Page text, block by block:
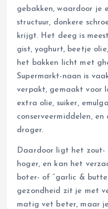
gebakken, waardoor je
structuur, donkere
krijgt. Het deeg is
gist, yoghurt, beetje
het bakken licht met
Supermarkt-naan is
verpakt, gemaakt voor
extra olie, suiker,
conserveermiddelen,
droger.
Daardoor ligt het zout-
hoger, en kan het
boter- of “garlic &
gezondheid zit je met
matig vet beter, maar